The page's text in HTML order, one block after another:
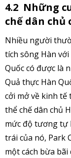
4.2 Những
chế dân
Nhiều người
tích sông Hàn
Quốc có được là
Quả thực Hàn
cởi mở về kinh
thể chế dân chủ
mức độ tương tự
trái của nó, Park
một cách bừa bãi